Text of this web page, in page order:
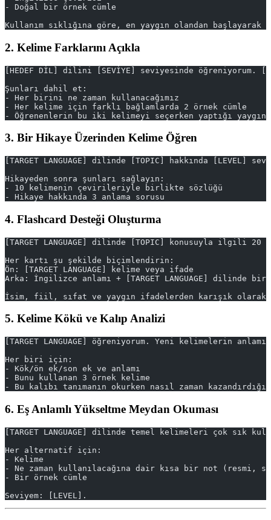
- Doğal bir örnek cümle
Kullanım sıklığına göre, en yaygın olandan başlayarak
2. Kelime Farklarını Açıkla
[HEDEF DİL] dilini [SEVİYE] seviyesinde
Şunları dahil et:
- Her birini ne zaman kullanacağımız
- Her kelime için farklı bağlamlarda 2 örnek cümle
- Öğrenenlerin bu iki kelimeyi seçerken yaptığı
3. Bir Hikaye Üzerinden Kelime Öğren
[TARGET LANGUAGE] dilinde [TOPIC] hakkında
Hikayeden sonra şunları sağlayın:
- 10 kelimenin çevirileriyle birlikte sözlüğü
- Hikaye hakkında 3 anlama sorusu
4. Flashcard Desteği Oluşturma
[TARGET LANGUAGE] dilinde [TOPIC] konusuyla
Her kartı şu şekilde biçimlendirin:
Ön: [TARGET LANGUAGE] kelime veya ifade
Arka: İngilizce anlamı + [TARGET LANGUAGE] dilinde
İsim, fiil, sıfat ve yaygın ifadelerden karışık olarak
5. Kelime Kökü ve Kalıp Analizi
[TARGET LANGUAGE] öğreniyorum. Yeni kelimelerin
Her biri için:
- Kök/ön ek/son ek ve anlamı
- Bunu kullanan 3 örnek kelime
- Bu kalıbı tanımanın okurken nasıl zaman
6. Eş Anlamlı Yükseltme Meydan Okuması
[TARGET LANGUAGE] dilinde temel kelimeleri çok
Her alternatif için:
- Kelime
- Ne zaman kullanılacağına dair kısa bir not (resmi,
- Bir örnek cümle
Seviyem: [LEVEL].